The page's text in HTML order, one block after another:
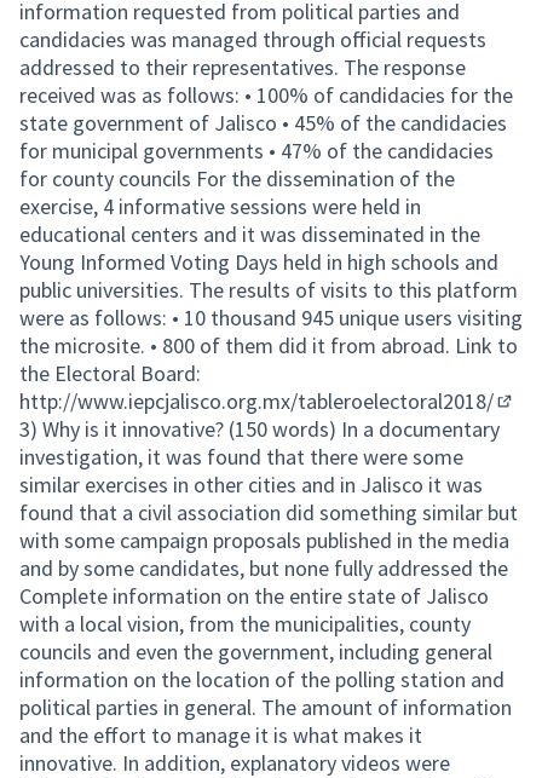
information requested from political parties and
candidacies was managed through official requests
addressed to their representatives. The response
received was as follows: • 100% of candidacies for the
state government of Jalisco • 45% of the candidacies
for municipal governments • 47% of the candidacies
for county councils For the dissemination of the
exercise, 4 informative sessions were held in
educational centers and it was disseminated in the
Young Informed Voting Days held in high schools and
public universities. The results of visits to this platform
were as follows: • 10 thousand 945 unique users visiting
the microsite. • 800 of them did it from abroad. Link to
the Electoral Board:
http://www.iepcjalisco.org.mx/tableroelectoral2018/
3) Why is it innovative? (150 words) In a documentary
investigation, it was found that there were some
similar exercises in other cities and in Jalisco it was
found that a civil association did something similar but
with some campaign proposals published in the media
and by some candidates, but none fully addressed the
Complete information on the entire state of Jalisco
with a local vision, from the municipalities, county
councils and even the government, including general
information on the location of the polling station and
political parties in general. The amount of information
and the effort to manage it is what makes it
innovative. In addition, explanatory videos were